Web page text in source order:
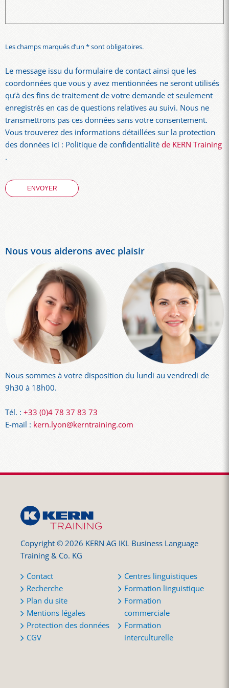
Les champs marqués d’un * sont obligatoires.
Le message issu du formulaire de contact ainsi que les
coordonnées que vous y avez mentionnées ne seront utilisés
qu’à des fins de traitement de votre demande et seulement
enregistrés en cas de questions relatives au suivi. Nous ne
transmettrons pas ces données sans votre consentement.
Vous trouverez des informations détaillées sur la protection
des données ici : Politique de confidentialitéde KERN Training
.
Nous vous aiderons avec plaisir
Nous sommes à votre disposition du lundi au vendredi de
9h30 à 18h00.
Tél. : +33 (0)4 78 37 83 73
E-mail : kern.lyon@kerntraining.com
Copyright © 2026 KERN AG IKL Business Language
Training & Co. KG
Contact
Recherche
Plan du site
Mentions légales
Protection des données
CGV
Centres linguistiques
Formation linguistique
Formation
commerciale
Formation
interculturelle